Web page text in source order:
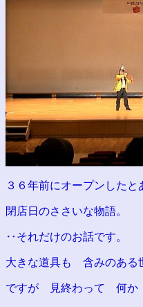
３６年前にオープンしたと
閉店日のささいな物語。
‥それだけのお話です。
大きな道具も 含みのある
ですが 見終わって 何か